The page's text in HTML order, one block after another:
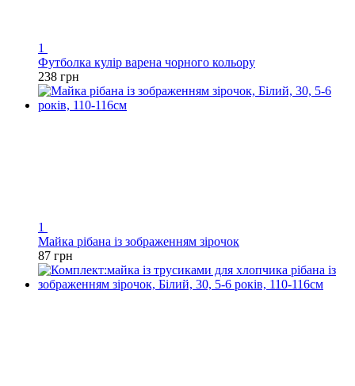
1
Футболка кулір варена чорного кольору
238 грн
1
Майка рібана із зображенням зірочок
87 грн